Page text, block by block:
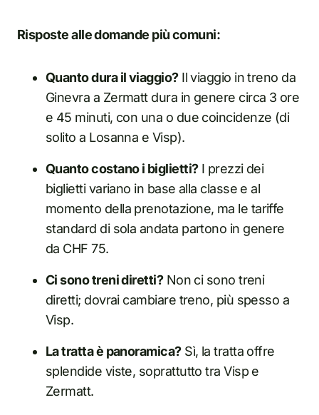
Risposte alle domande più comuni:
Quanto dura il viaggio?Il viaggio in treno da
Ginevra a Zermatt dura in genere circa 3 ore
e 45 minuti, con una o due coincidenze (di
solito a Losanna e Visp).
Quanto costano i biglietti?I prezzi dei
biglietti variano in base alla classe e al
momento della prenotazione, ma le tariffe
standard di sola andata partono in genere
da CHF 75.
Ci sono treni diretti?Non ci sono treni
diretti; dovrai cambiare treno, più spesso a
Visp.
La tratta è panoramica?Sì, la tratta offre
splendide viste, soprattutto tra Visp e
Zermatt.